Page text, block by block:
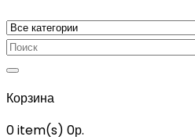
Корзина
0item(s) 0р.